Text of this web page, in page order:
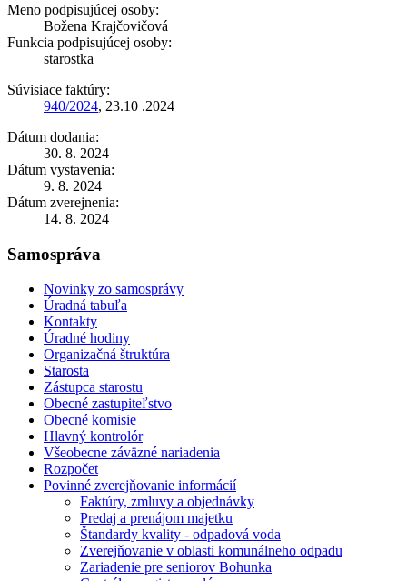
Meno podpisujúcej osoby:
Božena Krajčovičová
Funkcia podpisujúcej osoby:
starostka
Súvisiace faktúry:
940/2024, 23.10 .2024
Dátum dodania:
30. 8. 2024
Dátum vystavenia:
9. 8. 2024
Dátum zverejnenia:
14. 8. 2024
Samospráva
Novinky zo samosprávy
Úradná tabuľa
Kontakty
Úradné hodiny
Organizačná štruktúra
Starosta
Zástupca starostu
Obecné zastupiteľstvo
Obecné komisie
Hlavný kontrolór
Všeobecne záväzné nariadenia
Rozpočet
Povinné zverejňovanie informácií
Faktúry, zmluvy a objednávky
Predaj a prenájom majetku
Štandardy kvality - odpadová voda
Zverejňovanie v oblasti komunálneho odpadu
Zariadenie pre seniorov Bohunka